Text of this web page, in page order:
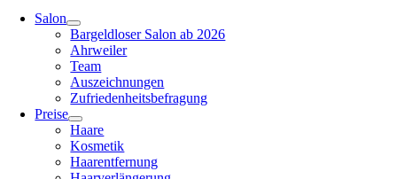
Salon
Bargeldloser Salon ab 2026
Ahrweiler
Team
Auszeichnungen
Zufriedenheitsbefragung
Preise
Haare
Kosmetik
Haarentfernung